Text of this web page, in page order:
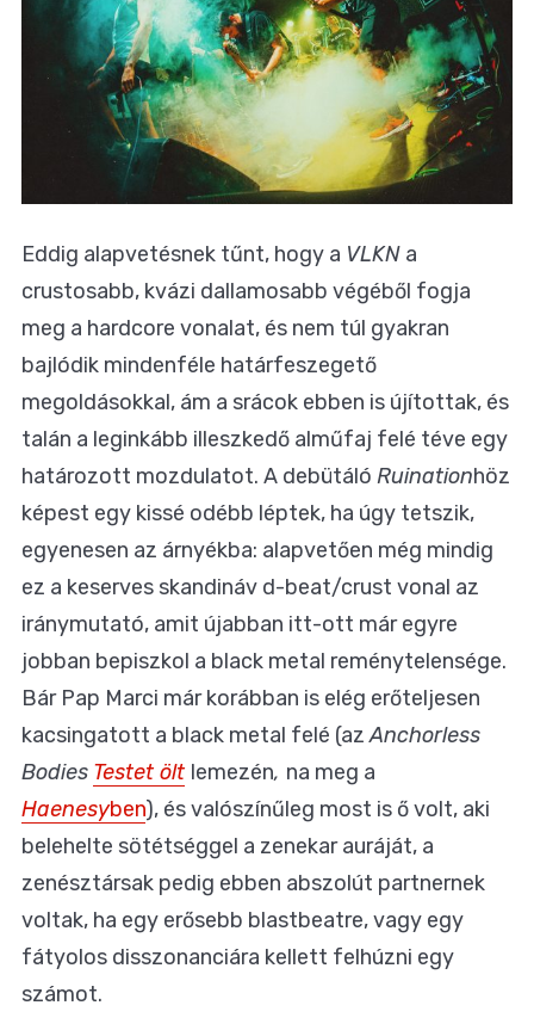
Eddig alapvetésnek tűnt, hogy a VLKN a
crustosabb, kvázi dallamosabb végéből fogja
meg a hardcore vonalat, és nem túl gyakran
bajlódik mindenféle határfeszegető
megoldásokkal, ám a srácok ebben is újítottak, és
talán a leginkább illeszkedő alműfaj felé téve egy
határozott mozdulatot. A debütáló Ruinationhöz
képest egy kissé odébb léptek, ha úgy tetszik,
egyenesen az árnyékba: alapvetően még mindig
ez a keserves skandináv d-beat/crust vonal az
iránymutató, amit újabban itt-ott már egyre
jobban bepiszkol a black metal reménytelensége.
Bár Pap Marci már korábban is elég erőteljesen
kacsingatott a black metal felé (azAnchorless
Bodies Testet ölt lemezén, na meg a
Haenesyben), és valószínűleg most is ő volt, aki
belehelte sötétséggel a zenekar auráját, a
zenésztársak pedig ebben abszolút partnernek
voltak, ha egy erősebb blastbeatre, vagy egy
fátyolos disszonanciára kellett felhúzni egy
számot.